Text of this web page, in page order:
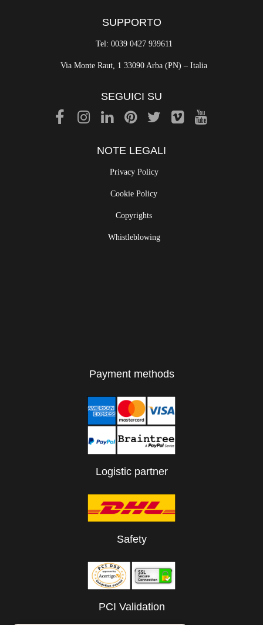
SUPPORTO
Tel: 0039 0427 939611
Via Monte Raut, 1 33090 Arba (PN) – Italia
SEGUICI SU
NOTE LEGALI
Privacy Policy
Cookie Policy
Copyrights
Whistleblowing
Payment methods
Logistic partner
Safety
PCI Validation